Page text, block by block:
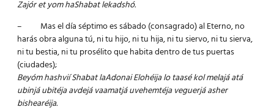
Zajór et yom haShabat lekadshó.
– Mas el día séptimo es sábado (consagrado) al Eterno, no
harás obra alguna tú, ni tu hijo, ni tu hija, ni tu siervo, ni tu sierva,
ni tu bestia, ni tu prosélito que habita dentro de tus puertas
(ciudades);
Beyóm hashvií Shabat laAdonai Elohéija lo taasé kol melajá atá
ubinjá ubitéja avdejá vaamatjá uvehemtéja veguerjá asher
bishearéija.